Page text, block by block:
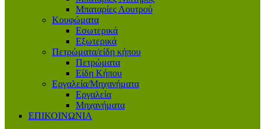
Μπαταρίες Λουτρού
Κουφώματα
Εσωτερικά
Εξωτερικά
Πετρώματα/είδη κήπου
Πετρώματα
Είδη Κήπου
Εργαλεία/Μηχανήματα
Εργαλεία
Μηχανήματα
ΕΠΙΚΟΙΝΩΝΙΑ